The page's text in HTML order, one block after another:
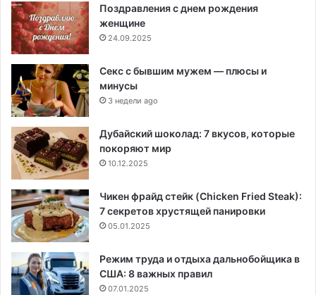
Поздравления с днем рождения
женщине
24.09.2025
Секс с бывшим мужем — плюсы и
минусы
3 недели ago
Дубайский шоколад: 7 вкусов, которые
покоряют мир
10.12.2025
Чикен фрайд стейк (Chicken Fried Steak):
7 секретов хрустящей панировки
05.01.2025
Режим труда и отдыха дальнобойщика в
США: 8 важных правил
07.01.2025